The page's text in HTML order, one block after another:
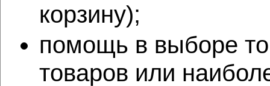
корзину);
помощь в выборе
товаров или